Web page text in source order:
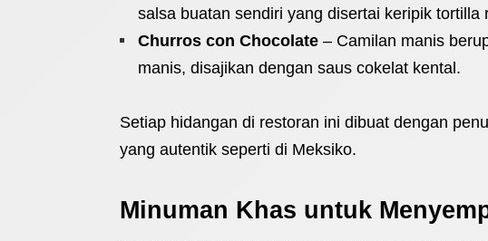
salsa buatan sendiri yang disertai keripik tortilla
Churros con Chocolate – Camilan manis
manis, disajikan dengan saus cokelat kental.
Setiap hidangan di restoran ini dibuat dengan
yang autentik seperti di Meksiko.
Minuman Khas untuk